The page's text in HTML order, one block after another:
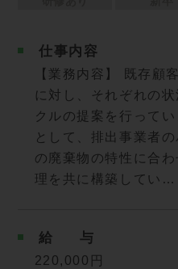
仕事内容
【業務内容】 既存顧
に対し、それぞれの
クルの提案を行って
として、排出事業者
の廃棄物の特性に合
理を共に構築してい…
給 与
220,000円